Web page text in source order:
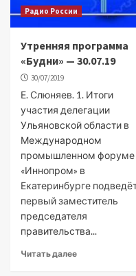
Радио России
Утренняя программа
«Будни» — 30.07.19
30/07/2019
Е. Слюняев. 1. Итоги
участия делегации
Ульяновской области в
Международном
промышленном форуме
«Иннопром» в
Екатеринбурге
первый заместитель
председателя
правительства...
Читать далее